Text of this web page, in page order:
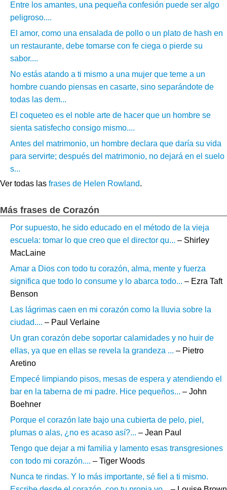
Entre los amantes, una pequeña confesión puede ser algo
peligroso....
El amor, como una ensalada de pollo o un plato de hash en
un restaurante, debe tomarse con fe ciega o pierde su
sabor....
No estás atando a ti mismo a una mujer que teme a un
hombre cuando piensas en casarte, sino separándote de
todas las dem...
El coqueteo es el noble arte de hacer que un hombre se
sienta satisfecho consigo mismo....
Antes del matrimonio, un hombre declara que daría su vida
para servirte; después del matrimonio, no dejará en el suelo
s...
Ver todas las frases de Helen Rowland.
Más frases de Corazón
Por supuesto, he sido educado en el método de la vieja
escuela: tomar lo que creo que el director qu... – Shirley
MacLaine
Amar a Dios con todo tu corazón, alma, mente y fuerza
significa que todo lo consume y lo abarca todo... – Ezra Taft
Benson
Las lágrimas caen en mi corazón como la lluvia sobre la
ciudad.... – Paul Verlaine
Un gran corazón debe soportar calamidades y no huir de
ellas, ya que en ellas se revela la grandeza ... – Pietro
Aretino
Empecé limpiando pisos, mesas de espera y atendiendo el
bar en la taberna de mi padre. Hice pequeños... – John
Boehner
Porque el corazón late bajo una cubierta de pelo, piel,
plumas o alas, ¿no es acaso así?... – Jean Paul
Tengo que dejar a mi familia y lamento esas transgresiones
con todo mi corazón.... – Tiger Woods
Nunca te rindas. Y lo más importante, sé fiel a ti mismo.